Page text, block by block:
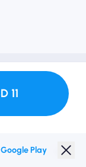
11
Play